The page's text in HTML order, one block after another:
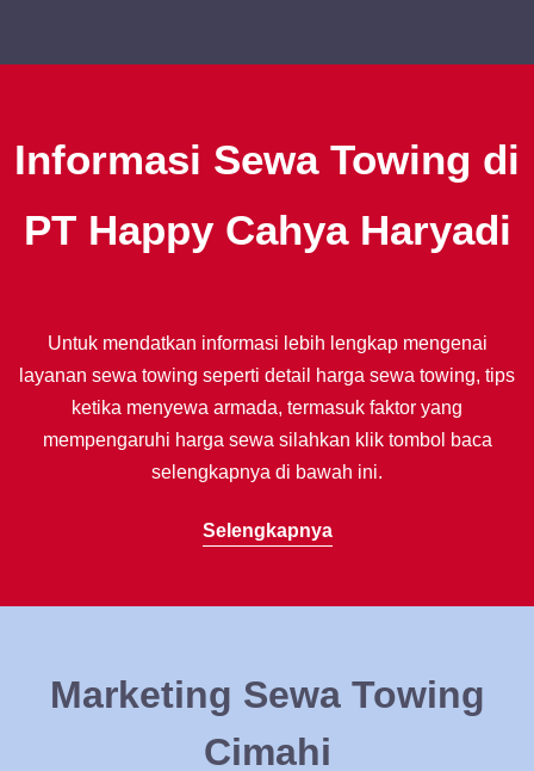
Informasi Sewa Towing di
PT Happy Cahya Haryadi
Untuk mendatkan informasi lebih lengkap mengenai
layanan sewa towing seperti detail harga sewa towing, tips
ketika menyewa armada, termasuk faktor yang
mempengaruhi harga sewa silahkan klik tombol baca
selengkapnya di bawah ini.
Selengkapnya
Marketing Sewa Towing
Cimahi